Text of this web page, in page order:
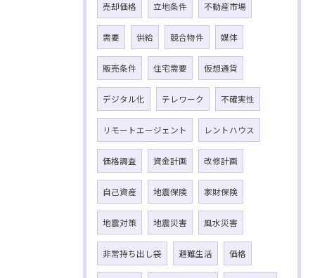
売却価格 立地条件 不動産市場
需要 供給 競合物件 媒体
販売条件 住宅需要 仮想通貨
デジタル化 テレワーク 不確実性
リモートエージェント レントハウス
価格調査 資金計画 改修計画
自己資産 地震保険 家財保険
地震対策 地震災害 風水災害
非常持ち出し袋 避難生活 価格